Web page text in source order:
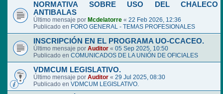
NORMATIVA SOBRE USO DEL CHALECO
ANTIBALAS
Último mensaje por Mcdelatorre « 22 Feb 2026, 12:36
Publicado en FORO GENERAL - TEMAS PROFESIONALES
INSCRIPCIÓN EN EL PROGRAMA UO-CCACEO.
Último mensaje por Auditor « 05 Sep 2025, 10:50
Publicado en COMUNICADOS DE LA UNIÓN DE OFICIALES
VDMCUM LEGISLATIVO.
Último mensaje por Auditor « 29 Jul 2025, 08:30
Publicado en VDMCUM LEGISLATIVO.